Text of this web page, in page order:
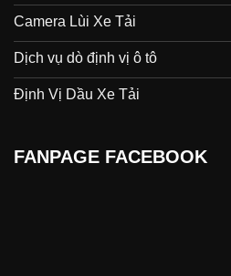
Camera Lùi Xe Tải
Dịch vụ dò định vị ô tô
Định Vị Dầu Xe Tải
FANPAGE FACEBOOK